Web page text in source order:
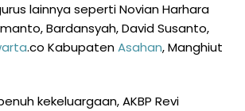
lainnya seperti Novian Harhara
Bardansyah, David Susanto,
.co KabupatenAsahan, Manghiut
kekeluargaan, AKBP Revi